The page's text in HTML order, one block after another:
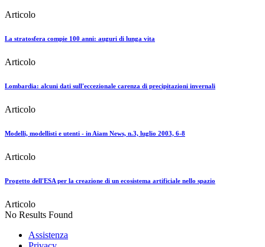
Articolo
La stratosfera compie 100 anni: auguri di lunga vita
Articolo
Lombardia: alcuni dati sull'eccezionale carenza di precipitazioni invernali
Articolo
Modelli, modellisti e utenti - in Aiam News, n.3, luglio 2003, 6-8
Articolo
Progetto dell'ESA per la creazione di un ecosistema artificiale nello spazio
Articolo
No Results Found
Assistenza